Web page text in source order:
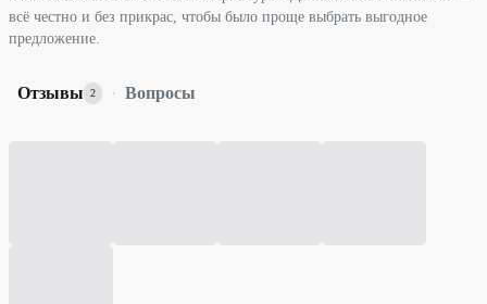
всё честно и без прикрас, чтобы было проще выбрать выгодное
предложение.
Отзывы 2 · Вопросы